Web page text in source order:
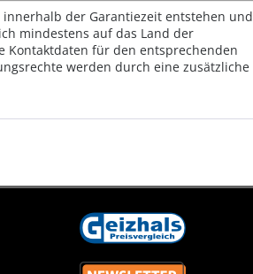
der Garantiezeit entstehen und
mindestens auf das Land der
Kontaktdaten für den entsprechenden
werden durch eine zusätzliche